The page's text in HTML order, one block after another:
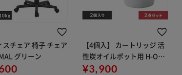
スチェア 椅子 チェア
グリーン
【4個入】 カートリッジ 活
性炭オイルポット用 H-OPC
R ホワイト
¥3,900